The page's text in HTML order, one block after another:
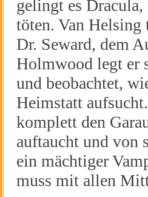
gelingt es
töten. Van
Dr. Seward, dem
Holmwood legt er
und beobachtet,
Heimstatt
komplett den
auftaucht und von
ein mächtiger
muss mit allen